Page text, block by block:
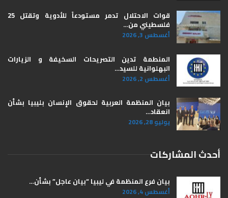
قوات الاحتلال تدمر مستودعاً للأدوية وتقتل 25
فلسطيني من…
أغسطس 3, 2026
المنطمة تدين التصريحات السخيفة و الزيارات
البهلوانية للسيد…
أغسطس 2, 2026
بيان المنظمة العربية لحقوق الإنسان بليبيا ​بشأن
انعقاد…
يوليو 28, 2026
أحدث المشاركات
بيان فرع المنظمة في ليبيا “بيان عاجل” بشأن…
أغسطس 4, 2026